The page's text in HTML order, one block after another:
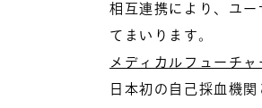
相互連携により、ユ
てまいります。
メディカルフューチャ
日本初の自己採血機